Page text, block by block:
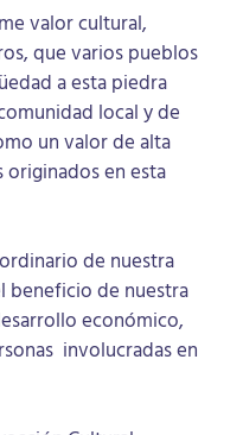
valor cultural,
que varios pueblos
a esta piedra
local y de
un valor de alta
en esta
de nuestra
beneficio de nuestra
económico,
involucradas en